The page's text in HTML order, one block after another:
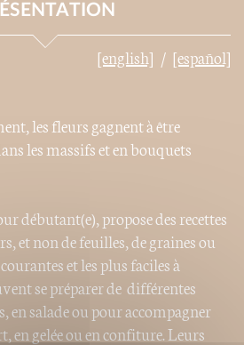
[english] [español]
les fleurs gagnent à être
les massifs et en bouquets
débutant(e), propose des recettes
et non de feuilles, de graines ou
et les plus faciles à
se préparer de différentes
en salade ou pour accompagner
en gelée ou en confiture. Leurs